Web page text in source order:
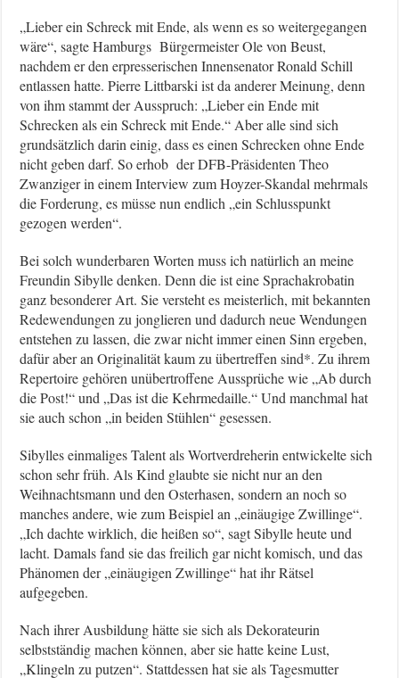
„Lieber ein Schreck mit Ende, als wenn es so weitergegangen
wäre“, sagte Hamburgs Bürgermeister Ole von Beust,
nachdem er den erpresserischen Innensenator Ronald Schill
entlassen hatte. Pierre Littbarski ist da anderer Meinung, denn
von ihm stammt der Ausspruch: „Lieber ein Ende mit
Schrecken als ein Schreck mit Ende.“ Aber alle sind sich
grundsätzlich darin einig, dass es einen Schrecken ohne Ende
nicht geben darf. So erhob der DFB-Präsidenten Theo
Zwanziger in einem Interview zum Hoyzer-Skandal mehrmals
die Forderung, es müsse nun endlich „ein Schlusspunkt
gezogen werden“.
Bei solch wunderbaren Worten muss ich natürlich an meine
Freundin Sibylle denken. Denn die ist eine Sprachakrobatin
ganz besonderer Art. Sie versteht es meisterlich, mit bekannten
Redewendungen zu jonglieren und dadurch neue Wendungen
entstehen zu lassen, die zwar nicht immer einen Sinn ergeben,
dafür aber an Originalität kaum zu übertreffen sind*. Zu ihrem
Repertoire gehören unübertroffene Aussprüche wie „Ab durch
die Post!“ und „Das ist die Kehrmedaille.“ Und manchmal hat
sie auch schon „in beiden Stühlen“ gesessen.
Sibylles einmaliges Talent als Wortverdreherin entwickelte sich
schon sehr früh. Als Kind glaubte sie nicht nur an den
Weihnachtsmann und den Osterhasen, sondern an noch so
manches andere, wie zum Beispiel an „einäugige Zwillinge“.
„Ich dachte wirklich, die heißen so“, sagt Sibylle heute und
lacht. Damals fand sie das freilich gar nicht komisch, und das
Phänomen der „einäugigen Zwillinge“ hat ihr Rätsel
aufgegeben.
Nach ihrer Ausbildung hätte sie sich als Dekorateurin
selbstständig machen können, aber sie hatte keine Lust,
„Klingeln zu putzen“. Stattdessen hat sie als Tagesmutter